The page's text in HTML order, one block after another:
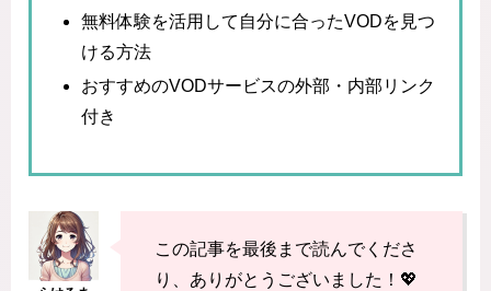
無料体験を活用して自分に合ったVODを見つ
ける方法
おすすめのVODサービスの外部・内部リンク
付き
この記事を最後まで読んでくださ
り、ありがとうございました！💖